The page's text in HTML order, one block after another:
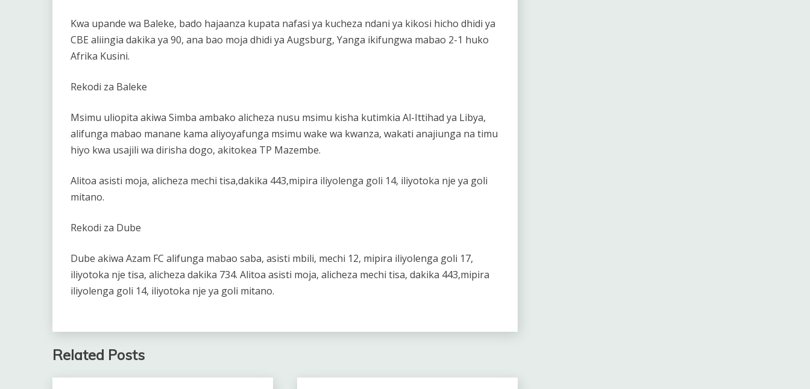
Kwa upande wa Baleke, bado hajaanza kupata nafasi ya kucheza ndani ya kikosi hicho dhidi ya
CBE aliingia dakika ya 90, ana bao moja dhidi ya Augsburg, Yanga ikifungwa mabao 2-1 huko
Afrika Kusini.
Rekodi za Baleke
Msimu uliopita akiwa Simba ambako alicheza nusu msimu kisha kutimkia Al-Ittihad ya Libya,
alifunga mabao manane kama aliyoyafunga msimu wake wa kwanza, wakati anajiunga na timu
hiyo kwa usajili wa dirisha dogo, akitokea TP Mazembe.
Alitoa asisti moja, alicheza mechi tisa,dakika 443,mipira iliyolenga goli 14, iliyotoka nje ya goli
mitano.
Rekodi za Dube
Dube akiwa Azam FC alifunga mabao saba, asisti mbili, mechi 12, mipira iliyolenga goli 17,
iliyotoka nje tisa, alicheza dakika 734. Alitoa asisti moja, alicheza mechi tisa, dakika 443,mipira
iliyolenga goli 14, iliyotoka nje ya goli mitano.
Related Posts